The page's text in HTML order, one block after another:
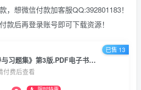
，想微信付款加客服QQ:392801183！
款后再登录账号即可下载资源！
《传染病学学习指导与习题集》第3版.PDF电子书下载
付费后查看
已售 13